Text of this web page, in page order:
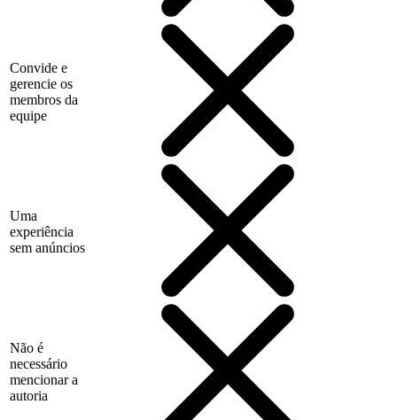
Convide e
gerencie os
membros da
equipe
Uma
experiência
sem anúncios
Não é
necessário
mencionar a
autoria